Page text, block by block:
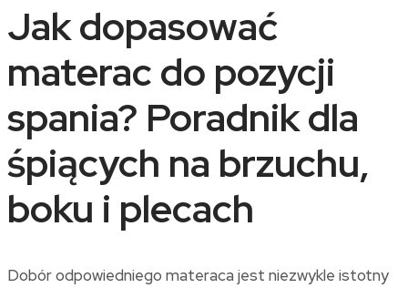
Jak dopasować
materac do pozycji
spania? Poradnik dla
śpiących na brzuchu,
boku i plecach
Dobór odpowiedniego materaca jest niezwykle istotny